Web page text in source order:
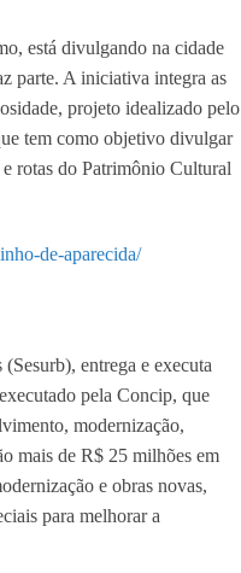
está divulgando na cidade
parte. A iniciativa integra as
projeto idealizado pelo
tem como objetivo divulgar
rotas do Patrimônio Cultural
de-aparecida/
entrega e executa
pela Concip, que
modernização,
mais de R$ 25 milhões em
e obras novas,
para melhorar a